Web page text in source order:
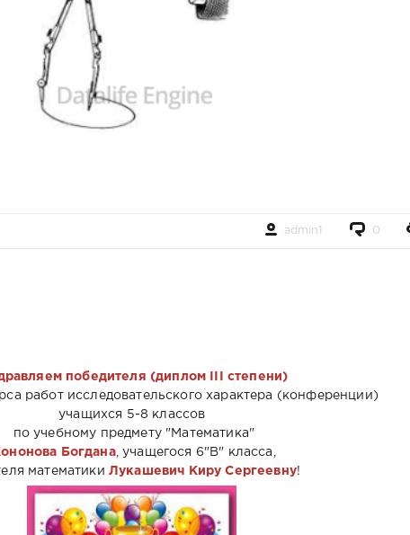
admin1 0
победителя (диплом III степени)
работ исследовательского характера (конференции)
учащихся 5-8 классов
по учебному предмету "Математика"
Богдана, учащегося 6"В" класса,
математики Лукашевич Киру Сергеевну!